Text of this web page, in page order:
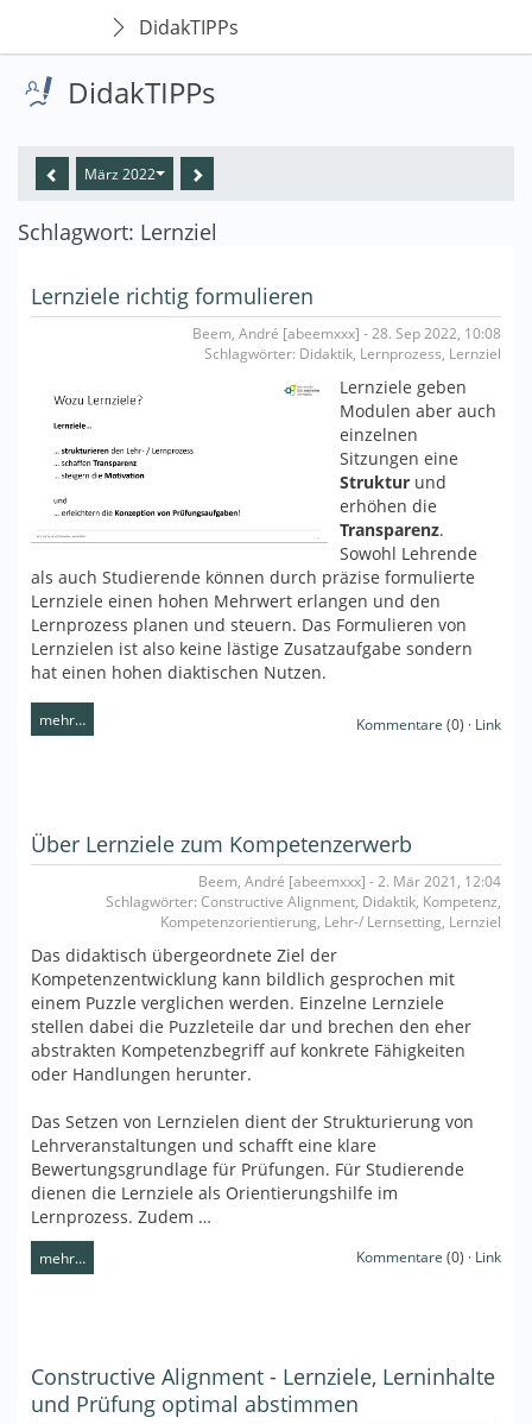
DidakTIPPs
DidakTIPPs
März 2022
Schlagwort: Lernziel
Lernziele richtig formulieren
Beem, André [abeemxxx] - 28. Sep 2022, 10:08
Schlagwörter: Didaktik, Lernprozess, Lernziel
Lernziele geben
Modulen aber auch
einzelnen
Sitzungen eine
Struktur und
erhöhen die
Transparenz.
Sowohl Lehrende
als auch Studierende können durch präzise formulierte
Lernziele einen hohen Mehrwert erlangen und den
Lernprozess planen und steuern. Das Formulieren von
Lernzielen ist also keine lästige Zusatzaufgabe sondern
hat einen hohen diaktischen Nutzen.
mehr… Kommentare (0) · Link
Über Lernziele zum Kompetenzerwerb
Beem, André [abeemxxx] - 2. Mär 2021, 12:04
Schlagwörter: Constructive Alignment, Didaktik, Kompetenz,
Kompetenzorientierung, Lehr-/ Lernsetting, Lernziel
Das didaktisch übergeordnete Ziel der
Kompetenzentwicklung kann bildlich gesprochen mit
einem Puzzle verglichen werden. Einzelne Lernziele
stellen dabei die Puzzleteile dar und brechen den eher
abstrakten Kompetenzbegriff auf konkrete Fähigkeiten
oder Handlungen herunter.
Das Setzen von Lernzielen dient der Strukturierung von
Lehrveranstaltungen und schafft eine klare
Bewertungsgrundlage für Prüfungen. Für Studierende
dienen die Lernziele als Orientierungshilfe im
Lernprozess. Zudem …
mehr… Kommentare (0) · Link
Constructive Alignment - Lernziele, Lerninhalte
und Prüfung optimal abstimmen